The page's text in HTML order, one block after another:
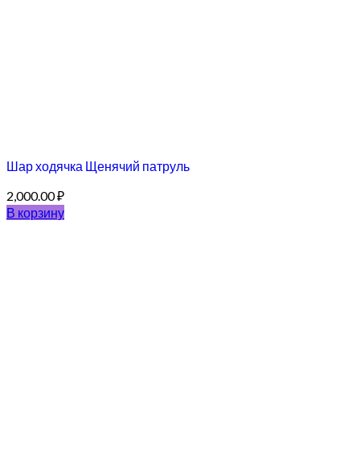
Шар ходячка Щенячий патруль
2,000.00₽
В корзину